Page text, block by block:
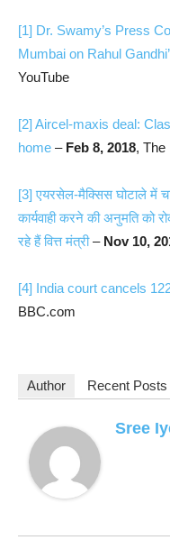
[1] Dr. Swamy’s Press
Mumbai on Rahul
YouTube
[2] Aircel-maxis deal:
home – Feb 8, 2018, The
[3] एयरसेल-मैक्सिस घोटाले में
कार्यवाही करने की अनुमति को
रहे हैं वित्त मंत्री– Nov 10,
[4] India court cancels
BBC.com
Author Recent Posts
Sree